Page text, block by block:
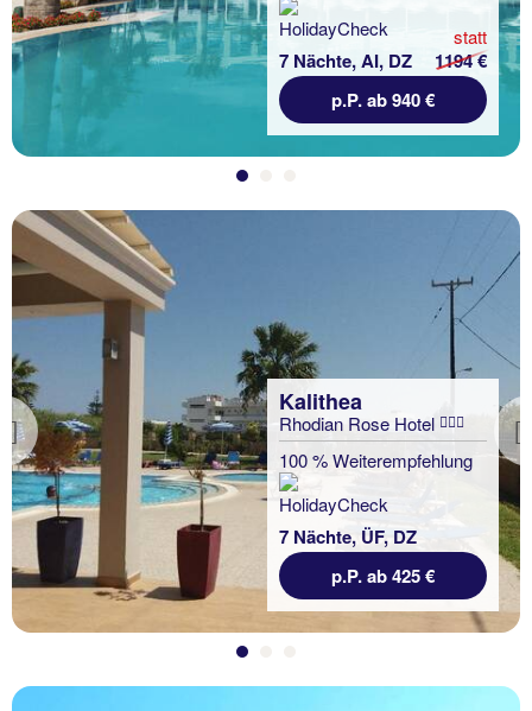
7 Nächte, AI, DZ
statt
1194 €
p.P. ab 940 €
Previous
Kalithea
Rhodian Rose Hotel
100 % Weiterempfehlung
7 Nächte, ÜF, DZ
p.P. ab 425 €